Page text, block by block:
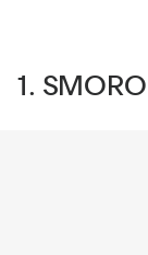
1.